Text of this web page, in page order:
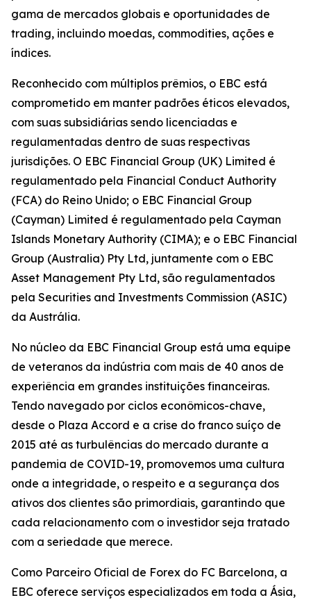
gama de mercados globais e oportunidades de
trading, incluindo moedas, commodities, ações e
índices.
Reconhecido com múltiplos prêmios, o EBC está
comprometido em manter padrões éticos elevados,
com suas subsidiárias sendo licenciadas e
regulamentadas dentro de suas respectivas
jurisdições. O EBC Financial Group (UK) Limited é
regulamentado pela Financial Conduct Authority
(FCA) do Reino Unido; o EBC Financial Group
(Cayman) Limited é regulamentado pela Cayman
Islands Monetary Authority (CIMA); e o EBC Financial
Group (Australia) Pty Ltd, juntamente com o EBC
Asset Management Pty Ltd, são regulamentados
pela Securities and Investments Commission (ASIC)
da Austrália.
No núcleo da EBC Financial Group está uma equipe
de veteranos da indústria com mais de 40 anos de
experiência em grandes instituições financeiras.
Tendo navegado por ciclos econômicos-chave,
desde o Plaza Accord e a crise do franco suíço de
2015 até as turbulências do mercado durante a
pandemia de COVID-19, promovemos uma cultura
onde a integridade, o respeito e a segurança dos
ativos dos clientes são primordiais, garantindo que
cada relacionamento com o investidor seja tratado
com a seriedade que merece.
Como Parceiro Oficial de Forex do FC Barcelona, a
EBC oferece serviços especializados em toda a Ásia,